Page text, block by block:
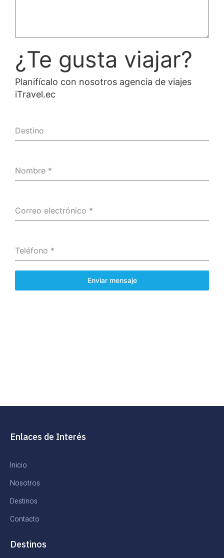
¿Te gusta viajar?
Planifícalo con nosotros agencia de viajes
iTravel.ec
Destino
Nombre *
Correo electrónico *
Teléfono *
Enviar mensaje
Enlaces de Interés
Inicio
Nosotros
Destinos
Contacto
Destinos